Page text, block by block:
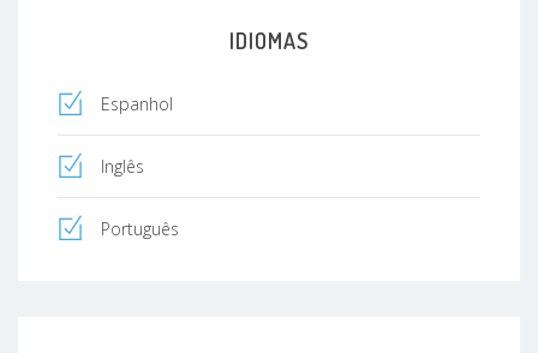
IDIOMAS
Espanhol
Inglês
Português